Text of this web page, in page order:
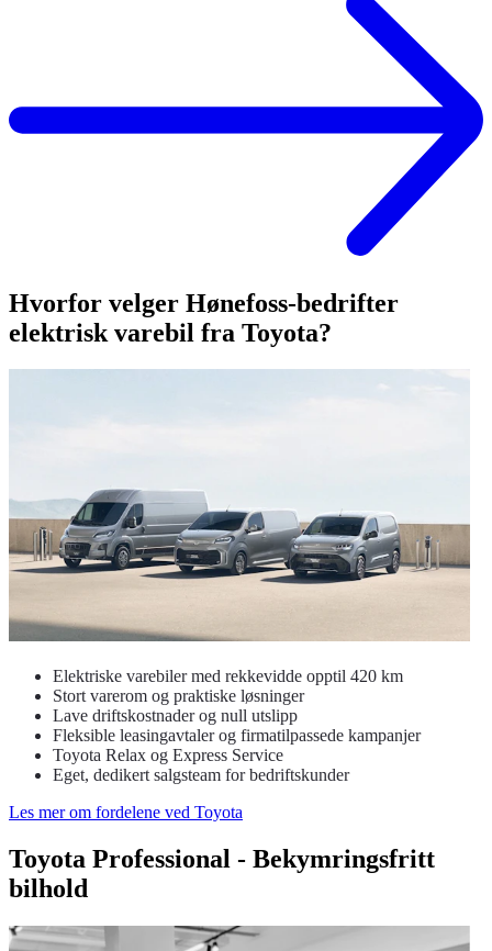
Hvorfor velger Hønefoss-bedrifter
elektrisk varebil fra Toyota?
Elektriske varebiler med rekkevidde opptil 420 km
Stort varerom og praktiske løsninger
Lave driftskostnader og null utslipp
Fleksible leasingavtaler og firmatilpassede kampanjer
Toyota Relax og Express Service
Eget, dedikert salgsteam for bedriftskunder
Les mer om fordelene ved Toyota
Toyota Professional - Bekymringsfritt
bilhold